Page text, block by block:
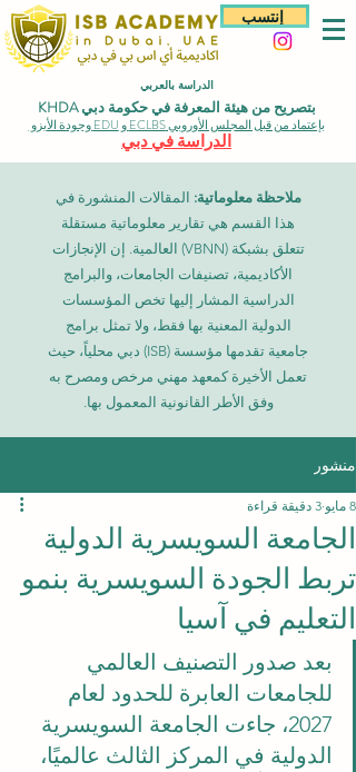
إنتسب
الدراسة بالعربي
بتصريح من هيئة المعرفة في حكومة دبي KHDA
بإعتماد من قبل المجلس الأوروبي ECLBS و EDU وجودة الأيزو
الدراسة في دبي
ملاحظة معلوماتية: المقالات المنشورة في
هذا القسم هي تقارير معلوماتية مستقلة
تتعلق بشبكة (VBNN) العالمية. إن الإنجازات
الأكاديمية، تصنيفات الجامعات، والبرامج
الدراسية المشار إليها تخص المؤسسات
الدولية المعنية بها فقط، ولا تمثل برامج
جامعية تقدمها مؤسسة (ISB) دبي محلياً، حيث
تعمل الأخيرة كمعهد مهني مرخص ومصرح به
وفق الأطر القانونية المعمول بها.
منشور
الجامعة السويسرية الدولية
تربط الجودة السويسرية بنمو
التعليم في آسيا
8 مايو 3 دقيقة قراءة
بعد صدور التصنيف العالمي
للجامعات العابرة للحدود لعام
2027، جاءت الجامعة السويسرية
الدولية في المركز الثالث عالميًا،